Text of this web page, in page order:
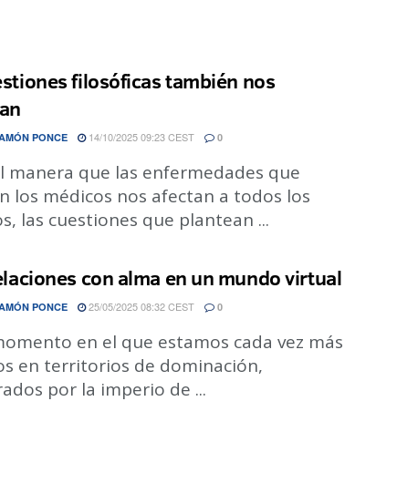
filosóficas también nos
PONCE 14/10/2025 09:23 CEST 0
manera que las enfermedades que
los médicos nos afectan a todos los
las cuestiones que plantean ...
con alma en un mundo virtual
PONCE 25/05/2025 08:32 CEST 0
en el que estamos cada vez más
en territorios de dominación,
por la imperio de ...